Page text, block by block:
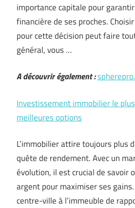
importance capitale pour
financière de ses proches.
pour cette décision peut faire
général, vous …
A découvrir également :
Investissement immobilier le
meilleures options
L’immobilier attire toujours plus
quête de rendement. Avec un
évolution, il est crucial de savoir
argent pour maximiser ses
centre-ville à l’immeuble de